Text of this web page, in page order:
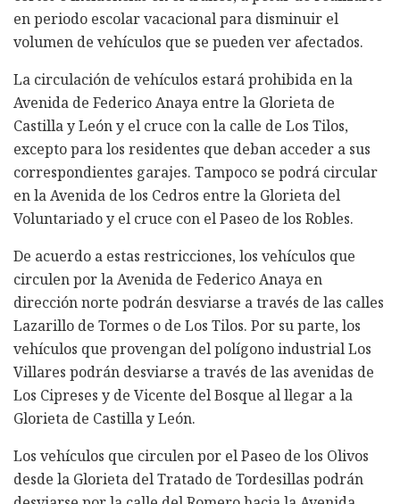
en periodo escolar vacacional para disminuir el
volumen de vehículos que se pueden ver afectados.
La circulación de vehículos estará prohibida en la
Avenida de Federico Anaya entre la Glorieta de
Castilla y León y el cruce con la calle de Los Tilos,
excepto para los residentes que deban acceder a sus
correspondientes garajes. Tampoco se podrá circular
en la Avenida de los Cedros entre la Glorieta del
Voluntariado y el cruce con el Paseo de los Robles.
De acuerdo a estas restricciones, los vehículos que
circulen por la Avenida de Federico Anaya en
dirección norte podrán desviarse a través de las calles
Lazarillo de Tormes o de Los Tilos. Por su parte, los
vehículos que provengan del polígono industrial Los
Villares podrán desviarse a través de las avenidas de
Los Cipreses y de Vicente del Bosque al llegar a la
Glorieta de Castilla y León.
Los vehículos que circulen por el Paseo de los Olivos
desde la Glorieta del Tratado de Tordesillas podrán